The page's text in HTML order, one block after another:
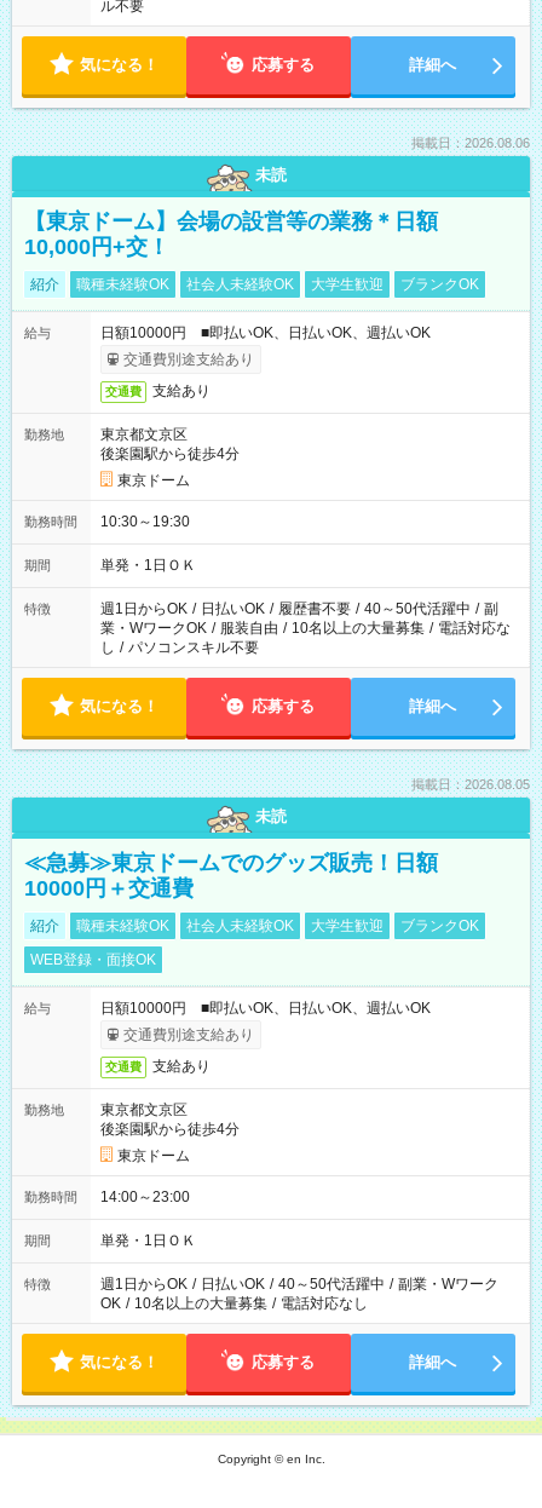
ル不要
気になる！ 応募する 詳細へ
掲載日：2026.08.06
未読
【東京ドーム】会場の設営等の業務＊日額
10,000円+交！
紹介 職種未経験OK 社会人未経験OK 大学生歓迎 ブランクOK
給与
日額10000円 ■即払いOK、日払いOK、週払いOK
交通費別途支給あり
交通費 支給あり
勤務地
東京都文京区
後楽園駅から徒歩4分
東京ドーム
勤務時間 10:30～19:30
期間 単発・1日ＯＫ
特徴 週1日からOK / 日払いOK / 履歴書不要 / 40～50代活躍中 / 副
業・WワークOK / 服装自由 / 10名以上の大量募集 / 電話対応な
し / パソコンスキル不要
気になる！ 応募する 詳細へ
掲載日：2026.08.05
未読
≪急募≫東京ドームでのグッズ販売！日額
10000円＋交通費
紹介 職種未経験OK 社会人未経験OK 大学生歓迎
ブランクOK
WEB登録・面接OK
給与
日額10000円 ■即払いOK、日払いOK、週払いOK
交通費別途支給あり
交通費 支給あり
勤務地
東京都文京区
後楽園駅から徒歩4分
東京ドーム
勤務時間 14:00～23:00
期間 単発・1日ＯＫ
特徴 週1日からOK / 日払いOK / 40～50代活躍中 / 副業・Wワーク
OK / 10名以上の大量募集 / 電話対応なし
気になる！ 応募する 詳細へ
Copyright © en Inc.